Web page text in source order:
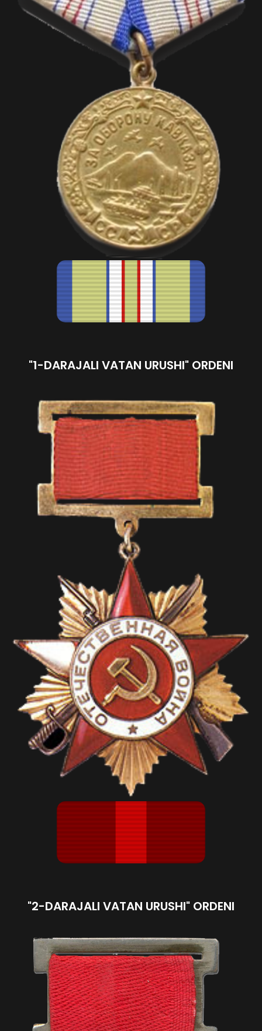
"1-DARAJALI VATAN URUSHI" ORDENI
"2-DARAJALI VATAN URUSHI" ORDENI